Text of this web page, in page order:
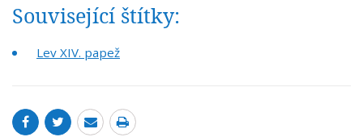
Související štítky:
Lev XIV. papež